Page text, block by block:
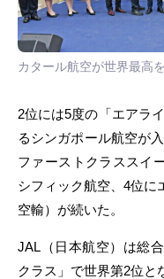
カタール航空が世界最高
2位には5度の「エアラ
るシンガポール航空が
ファーストクラススイ
シフィック航空、4位に
空輸）が続いた。
JAL（日本航空）は総
クラス」で世界第2位と